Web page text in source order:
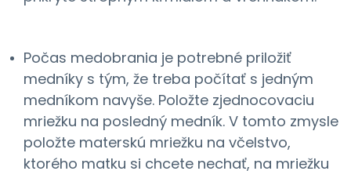
Počas medobrania je potrebné priložiť
medníky s tým, že treba počítať s jedným
medníkom navyše. Položte zjednocovaciu
mriežku na posledný medník. V tomto zmysle
položte materskú mriežku na včelstvo,
ktorého matku si chcete nechať, na mriežku